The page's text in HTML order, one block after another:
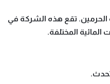
تقع هذه الشركة في
المختلفة.